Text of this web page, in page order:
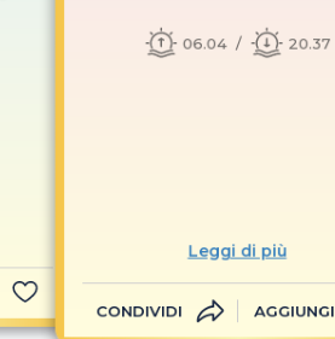
06.04 20.37
Leggi di più
CONDIVIDI AGGIUNGI